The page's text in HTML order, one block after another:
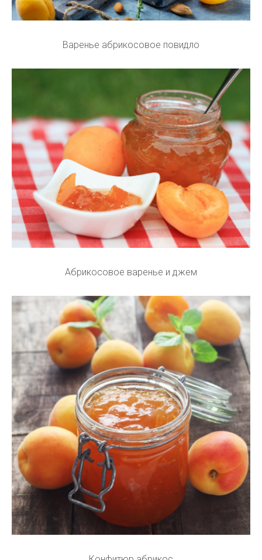
Варенье абрикосовое повидло
Абрикосовое варенье и джем